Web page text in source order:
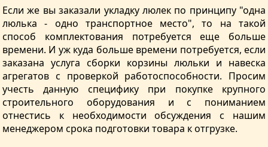
Если же вы заказали укладку люлек по принципу "одна
люлька - одно транспортное место", то на такой
способ комплектования потребуется еще больше
времени. И уж куда больше времени потребуется, если
заказана услуга сборки корзины люльки и навеска
агрегатов с проверкой работоспособности. Просим
учесть данную специфику при покупке крупного
строительного оборудования и с пониманием
отнестись к необходимости обсуждения с нашим
менеджером срока подготовки товара к отгрузке.